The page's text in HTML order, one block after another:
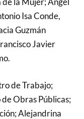
Isa Conde,
Guzmán
Javier
de Trabajo;
Obras Públicas;
Alejandrina